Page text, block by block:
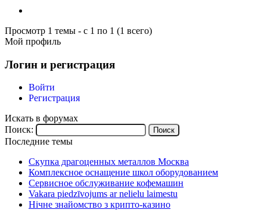
Просмотр 1 темы - с 1 по 1 (1 всего)
Мой профиль
Логин и регистрация
Войти
Регистрация
Искать в форумах
Поиск:
Последние темы
Скупка драгоценных металлов Москва
Комплексное оснащение школ оборудованием
Сервисное обслуживание кофемашин
Vakara piedzīvojums ar nelielu laimestu
Нічне знайомство з крипто-казино